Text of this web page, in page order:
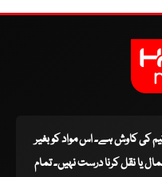
ٹیم کی کاوش ہے۔ اس مواد کو بغیر
یا نقل کرنا درست نہیں۔ تمام